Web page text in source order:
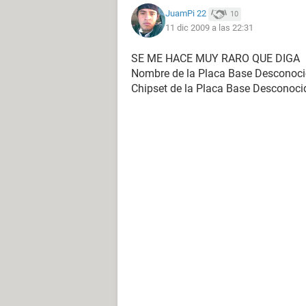
Dispositivos USB Dispositivo de
DMI:
DMI Versión de la BIOS R01-A3
DMI Fabricante del Sistema
DMI Nombre del Sistema EL1200-
JuamPi 22 10
11 dic 2009 a las 22:31
SE ME HACE MUY RARO QUE DIGA
Nombre de la Placa Base
Chipset de la Placa Base